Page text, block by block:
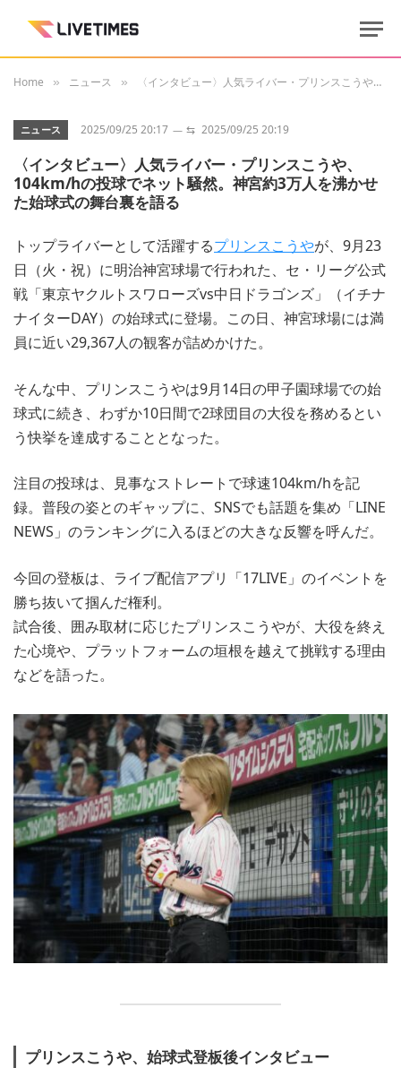
Home » ニュース » 〈インタビュー〉人気ライバー・プリンスこうや、104km/hの投球でネット騒然。神宮約3万人を沸かせた始球式の舞台裏を語る
ニュース 2025/09/25 20:17 ⇆ 2025/09/25 20:19
〈インタビュー〉人気ライバー・プリンスこうや、
104km/hの投球でネット騒然。神宮約3万人を沸かせ
た始球式の舞台裏を語る
トップライバーとして活躍するプリンスこうやが、9月23
日（火・祝）に明治神宮球場で行われた、セ・リーグ公式
戦「東京ヤクルトスワローズvs中日ドラゴンズ」（イチナ
ナイターDAY）の始球式に登場。この日、神宮球場には満
員に近い29,367人の観客が詰めかけた。
そんな中、プリンスこうやは9月14日の甲子園球場での始
球式に続き、わずか10日間で2球団目の大役を務めるとい
う快挙を達成することとなった。
注目の投球は、見事なストレートで球速104km/hを記
録。普段の姿とのギャップに、SNSでも話題を集め「LINE
NEWS」のランキングに入るほどの大きな反響を呼んだ。
今回の登板は、ライブ配信アプリ「17LIVE」のイベントを
勝ち抜いて掴んだ権利。
試合後、囲み取材に応じたプリンスこうやが、大役を終え
た心境や、プラットフォームの垣根を越えて挑戦する理由
などを語った。
プリンスこうや、始球式登板後インタビュー